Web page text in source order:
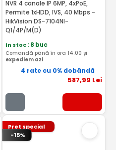
NVR 4 canale IP 6MP, 4xPoE,
Permite 1xHDD, IVS, 40 Mbps -
HikVision DS-7104NI-
Q1/4P/M(D)
In stoc: 8 buc
Comandă până în ora 14:00 și
expediem azi
4 rate cu 0% dobândă
587,99 Lei
Pret special
-15%